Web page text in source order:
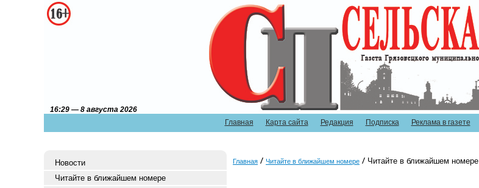
Главная Карта сайта Редакция Подписка Реклама в газете
16:29 — 8 августа 2026
Новости
Читайте в ближайшем номере
Главная Читайте в ближайшем номере Читайте в ближайшем номере